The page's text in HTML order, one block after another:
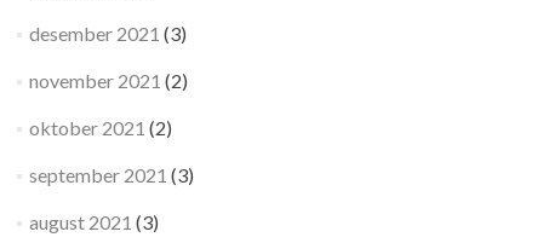
desember 2021 (3)
november 2021 (2)
oktober 2021 (2)
september 2021 (3)
august 2021 (3)